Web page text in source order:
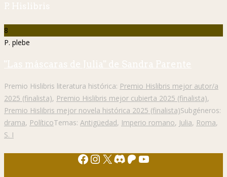
P. Hislibris
8
P. plebe
"Las máscaras de Julia" de Sandra Parente
Premio Hislibris literatura histórica: Premio Hislibris mejor autor/a
2025 (finalista), Premio Hislibris mejor cubierta 2025 (finalista),
Premio Hislibris mejor novela histórica 2025 (finalista)Subgéneros:
drama, PolíticoTemas: Antigüedad, Imperio romano, Julia, Roma,
S. I
Facebook
Instagram
X Discord
Patreon
YouTube